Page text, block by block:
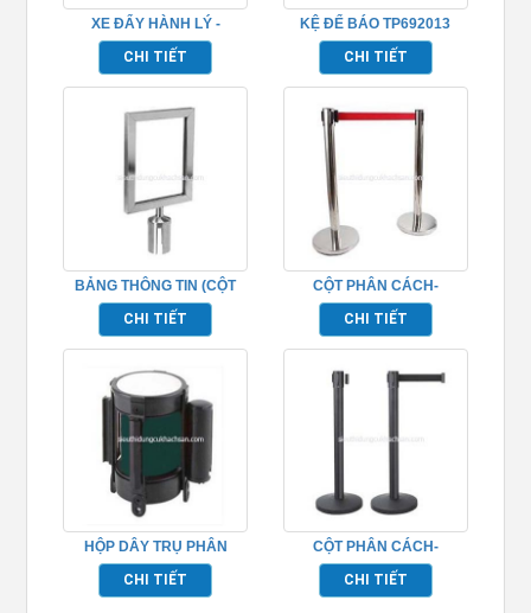
XE ĐẨY HÀNH LÝ -
TP692055
CHI TIẾT
KỆ ĐỂ BÁO TP692013
CHI TIẾT
BẢNG THÔNG TIN (CỘT
PHÂN CÁCH)-TP692048
CHI TIẾT
CỘT PHÂN CÁCH-
TP692036
CHI TIẾT
HỘP DÂY TRỤ PHÂN
CÁCH -TP692040
CHI TIẾT
CỘT PHÂN CÁCH-
TP692037
CHI TIẾT